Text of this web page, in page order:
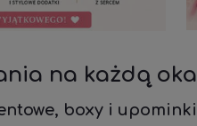
na każdą
boxy i upominki